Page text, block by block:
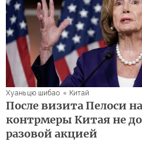
Хуаньцю шибао Китай
После визита Пелоси
контрмеры Китая не
разовой акцией